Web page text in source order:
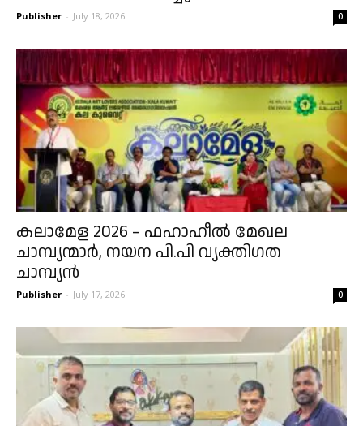
Publisher - July 18, 2026 0
കലാമേള 2026 – ഫഹാഹീൽ മേഖല
ചാമ്പ്യന്മാർ, നയന പി.പി വ്യക്തിഗത
ചാമ്പ്യൻ
Publisher - July 17, 2026 0